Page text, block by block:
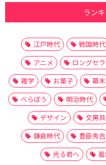
ラン
江戸時代 戦国時代
アニメ
ロングセ
雑学
お菓子 幕末
べらぼう
明治時代
デザイン
文房具
鎌倉時代
豊臣秀吉
光る君へ